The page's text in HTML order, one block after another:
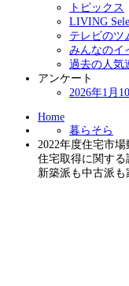
トピックス
LIVING
テレビのツ
みんなのイ
過去の人気
アンケート
2026年1月
Home
暮らそら
2022年度住宅市
住宅取得に関す
新築派も中古派も